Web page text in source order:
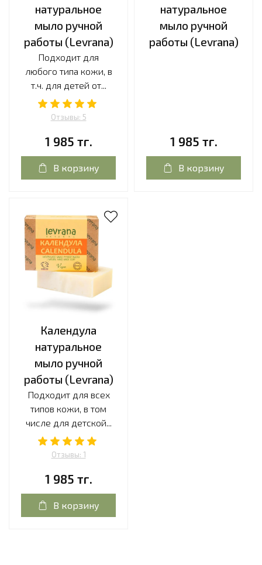
натуральное
мыло ручной
работы (Levrana)
Подходит для
любого типа кожи, в
т.ч. для детей от...
Отзывы: 5
1 985 тг.
В корзину
натуральное
мыло ручной
работы (Levrana)
1 985 тг.
В корзину
Календула
натуральное
мыло ручной
работы (Levrana)
Подходит для всех
типов кожи, в том
числе для детской...
Отзывы: 1
1 985 тг.
В корзину